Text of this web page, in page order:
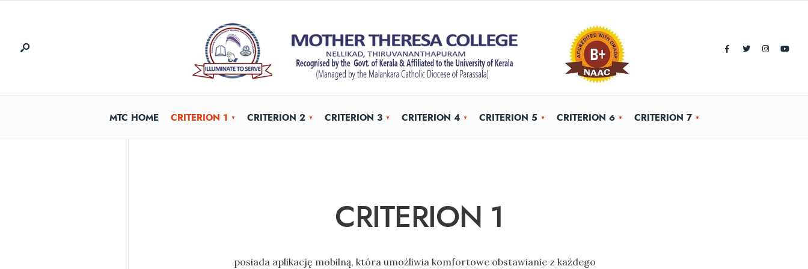
MTC HOME CRITERION 1 CRITERION 2 CRITERION 3 CRITERION 4 CRITERION 5 CRITERION 6 CRITERION 7
CRITERION 1
posiada aplikację mobilną, która umożliwia komfortowe obstawianie z każdego